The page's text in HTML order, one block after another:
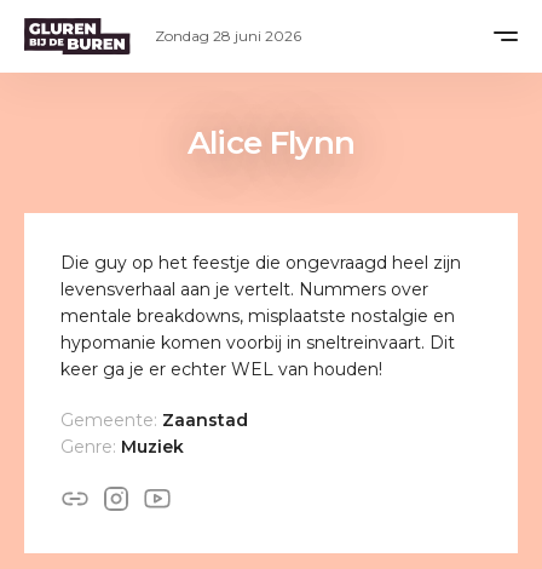
Alice Flynn
Die guy op het feestje die ongevraagd heel zijn
levensverhaal aan je vertelt. Nummers over
mentale breakdowns, misplaatste nostalgie en
hypomanie komen voorbij in sneltreinvaart. Dit
keer ga je er echter WEL van houden!
Gemeente: Zaanstad
Genre: Muziek
Zondag 28 juni 2026